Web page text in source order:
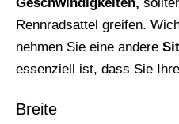
Rennradsattel greifen.
nehmen Sie eine andere
essenziell ist, dass Sie
Breite